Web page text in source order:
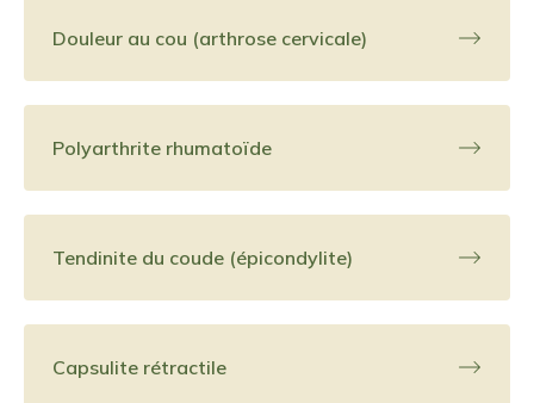
Douleur au cou (arthrose cervicale)
Polyarthrite rhumatoïde
Tendinite du coude (épicondylite)
Capsulite rétractile